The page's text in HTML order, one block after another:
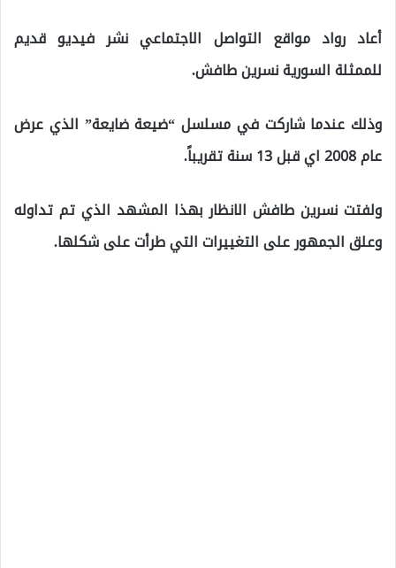
أعاد رواد مواقع التواصل الاجتماعي نشر فيديو قديم
للممثلة السورية ​نسرين طافش​.
وذلك عندما شاركت في مسلسل “​ضيعة ضايعة​” الذي عرض
عام 2008 اي قبل 13 سنة تقريباً
.
ولفتت نسرين طافش الانظار بهذا المشهد الذي تم تداوله
وعلق الجمهور على التغييرات التي طرأت على شكلها.